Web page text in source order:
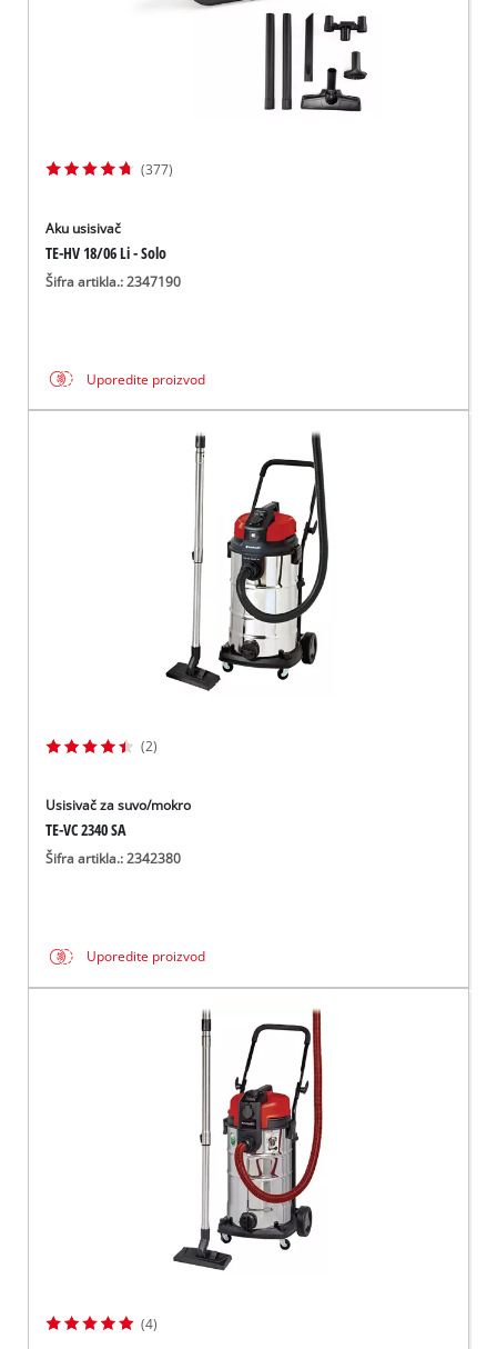
(377)
Aku usisivač
TE-HV 18/06 Li - Solo
Šifra artikla.: 2347190
Uporedite proizvod
(2)
Usisivač za suvo/mokro
TE-VC 2340 SA
Šifra artikla.: 2342380
Uporedite proizvod
(4)